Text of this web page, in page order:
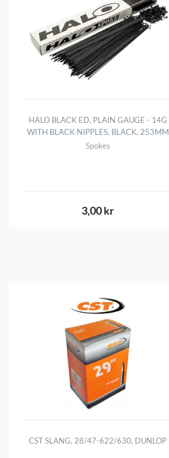
HALO BLACK ED, PLAIN GAUGE - 14G
WITH BLACK NIPPLES, BLACK, 253MM
Spokes
3,00 kr
CST SLANG, 28/47-622/630, DUNLOP